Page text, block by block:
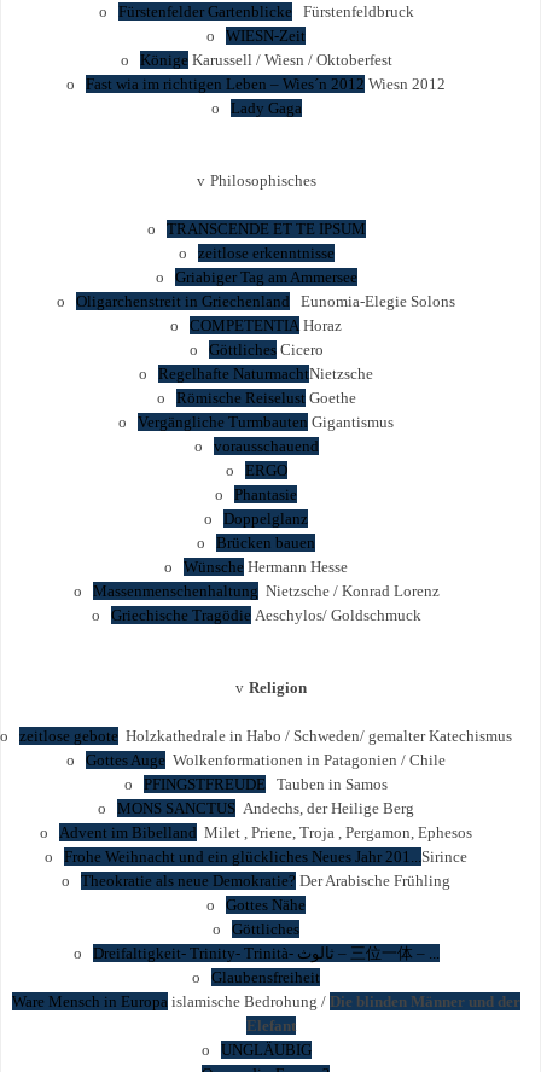
o Fürstenfelder Gartenblicke Fürstenfeldbruck
o WIESN-Zeit
o Könige Karussell / Wiesn / Oktoberfest
o Fast wia im richtigen Leben – Wies´n 2012 Wiesn 2012
o Lady Gaga
v Philosophisches
o TRANSCENDE ET TE IPSUM
o zeitlose erkenntnisse
o Griabiger Tag am Ammersee
o Oligarchenstreit in Griechenland Eunomia-Elegie Solons
o COMPETENTIA Horaz
o GöttlichesCicero
o Regelhafte NaturmachtNietzsche
o Römische Reiselust Goethe
o Vergängliche Turmbauten Gigantismus
o vorausschauend
o ERGO
o Phantasie
o Doppelglanz
o Brücken bauen
o Wünsche Hermann Hesse
o Massenmenschenhaltung Nietzsche / Konrad Lorenz
o Griechische Tragödie Aeschylos/ Goldschmuck
v Religion
o zeitlose gebote Holzkathedrale in Habo / Schweden/ gemalter Katechismus
o Gottes Auge Wolkenformationen in Patagonien / Chile
o PFINGSTFREUDE Tauben in Samos
o MONS SANCTUS Andechs, der Heilige Berg
o Advent im Bibelland Milet , Priene, Troja , Pergamon, Ephesos
o Frohe Weihnacht und ein glückliches Neues Jahr 201... Sirince
o Theokratie als neue Demokratie? Der Arabische Frühling
o Gottes Nähe
o Göttliches
o Dreifaltigkeit- Trinity- Trinità- ثالوث – 三位一体 – ...
o Glaubensfreiheit
Ware Mensch in Europa islamische Bedrohung / Die blinden Männer und der
Elefant
o UNGLÄUBIG